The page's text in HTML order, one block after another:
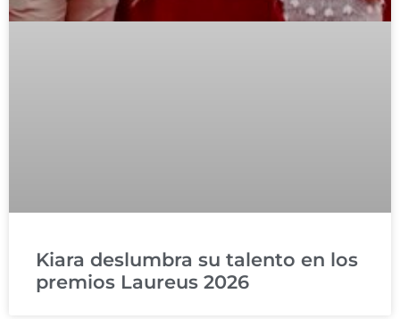
Kiara deslumbra su talento en los
premios Laureus 2026